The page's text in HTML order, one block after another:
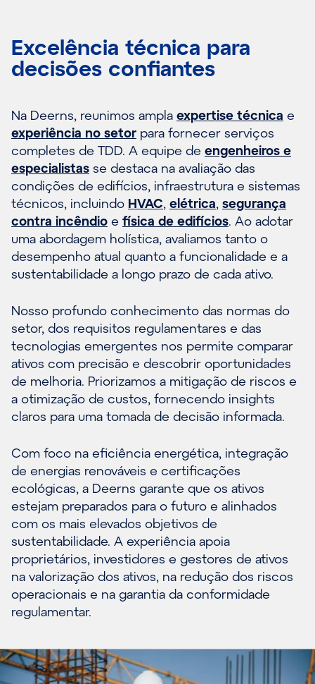
Excelência técnica para
decisões confiantes
Na Deerns, reunimos ampla expertise técnica e
experiência no setor para fornecer serviços
completes de TDD. A equipe de engenheiros e
especialistas se destaca na avaliação das
condições de edifícios, infraestrutura e sistemas
técnicos, incluindo HVAC, elétrica, segurança
contra incêndio e física de edifícios. Ao adotar
uma abordagem holística, avaliamos tanto o
desempenho atual quanto a funcionalidade e a
sustentabilidade a longo prazo de cada ativo.
Nosso profundo conhecimento das normas do
setor, dos requisitos regulamentares e das
tecnologias emergentes nos permite comparar
ativos com precisão e descobrir oportunidades
de melhoria. Priorizamos a mitigação de riscos e
a otimização de custos, fornecendo insights
claros para uma tomada de decisão informada.
Com foco na eficiência energética, integração
de energias renováveis e certificações
ecológicas, a Deerns garante que os ativos
estejam preparados para o futuro e alinhados
com os mais elevados objetivos de
sustentabilidade. A experiência apoia
proprietários, investidores e gestores de ativos
na valorização dos ativos, na redução dos riscos
operacionais e na garantia da conformidade
regulamentar.